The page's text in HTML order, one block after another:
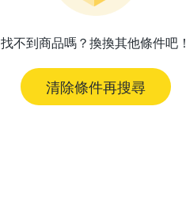
找不到商品嗎？換換其他條件吧！
清除條件再搜尋